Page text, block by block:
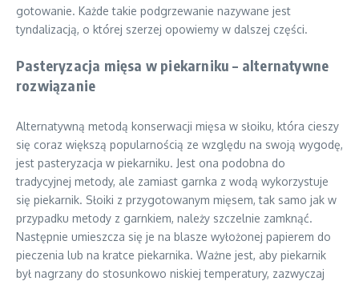
gotowanie. Każde takie podgrzewanie nazywane jest
tyndalizacją, o której szerzej opowiemy w dalszej części.
Pasteryzacja mięsa w piekarniku – alternatywne
rozwiązanie
Alternatywną metodą konserwacji mięsa w słoiku, która cieszy
się coraz większą popularnością ze względu na swoją wygodę,
jest pasteryzacja w piekarniku. Jest ona podobna do
tradycyjnej metody, ale zamiast garnka z wodą wykorzystuje
się piekarnik. Słoiki z przygotowanym mięsem, tak samo jak w
przypadku metody z garnkiem, należy szczelnie zamknąć.
Następnie umieszcza się je na blasze wyłożonej papierem do
pieczenia lub na kratce piekarnika. Ważne jest, aby piekarnik
był nagrzany do stosunkowo niskiej temperatury, zazwyczaj